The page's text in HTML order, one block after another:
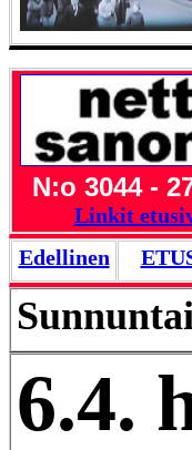
N:o 3044 -
Linkit
Edellinen
6.4.